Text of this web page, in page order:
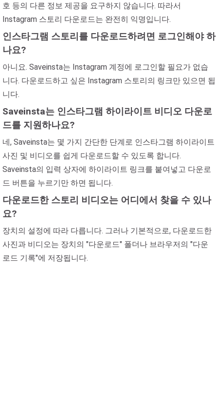
호 등의 다른 정보 제공을 요구하지 않습니다. 따라서
Instagram 스토리 다운로드는 완전히 익명입니다.
인스타그램 스토리를 다운로드하려면 로그인해야 하
나요?
아니요. Saveinsta는 Instagram 계정에 로그인할 필요가 없습
니다. 다운로드하고 싶은 Instagram 스토리의 링크만 있으면 됩
니다.
Saveinsta는 인스타그램 하이라이트 비디오 다운로
드를 지원하나요?
네, Saveinsta는 몇 가지 간단한 단계로 인스타그램 하이라이트
사진 및 비디오를 쉽게 다운로드할 수 있도록 합니다.
Saveinsta의 입력 상자에 하이라이트 링크를 붙여넣고 다운로
드 버튼을 누르기만 하면 됩니다.
다운로드한 스토리 비디오는 어디에서 찾을 수 있나
요?
장치의 설정에 따라 다릅니다. 그러나 기본적으로, 다운로드한
사진과 비디오는 장치의 "다운로드" 폴더나 브라우저의 "다운
로드 기록"에 저장됩니다.